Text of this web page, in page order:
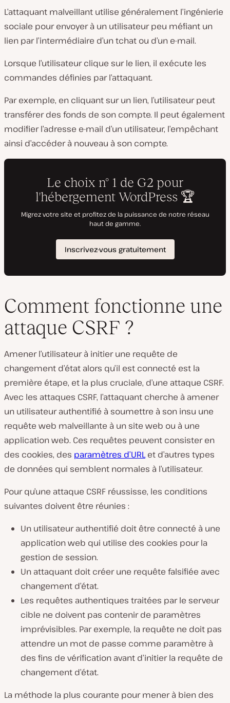
L’attaquant malveillant utilise généralement l’ingénierie
sociale pour envoyer à un utilisateur peu méfiant un
lien par l’intermédiaire d’un tchat ou d’un e-mail.
Lorsque l’utilisateur clique sur le lien, il exécute les
commandes définies par l’attaquant.
Par exemple, en cliquant sur un lien, l’utilisateur peut
transférer des fonds de son compte. Il peut également
modifier l’adresse e-mail d’un utilisateur, l’empêchant
ainsi d’accéder à nouveau à son compte.
Comment fonctionne une
attaque CSRF ?
Amener l’utilisateur à initier une requête de
changement d’état alors qu’il est connecté est la
première étape, et la plus cruciale, d’une attaque CSRF.
Avec les attaques CSRF, l’attaquant cherche à amener
un utilisateur authentifié à soumettre à son insu une
requête web malveillante à un site web ou à une
application web. Ces requêtes peuvent consister en
des cookies, des paramètres d’URLet d’autres types
de données qui semblent normales à l’utilisateur.
Pour qu’une attaque CSRF réussisse, les conditions
suivantes doivent être réunies :
Un utilisateur authentifié doit être connecté à une
application web qui utilise des cookies pour la
gestion de session.
Un attaquant doit créer une requête falsifiée avec
changement d’état.
Les requêtes authentiques traitées par le serveur
cible ne doivent pas contenir de paramètres
imprévisibles. Par exemple, la requête ne doit pas
attendre un mot de passe comme paramètre à
des fins de vérification avant d’initier la requête de
changement d’état.
La méthode la plus courante pour mener à bien des